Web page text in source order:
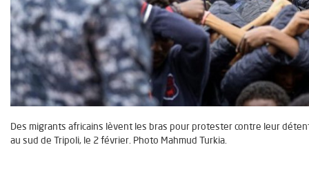
Des migrants africains lèvent les bras pour protester contre leur
au sud de Tripoli, le 2 février. Photo Mahmud Turkia.